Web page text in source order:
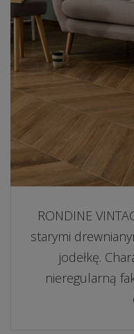
RONDINE
starymi
jodełkę.
nieregularną